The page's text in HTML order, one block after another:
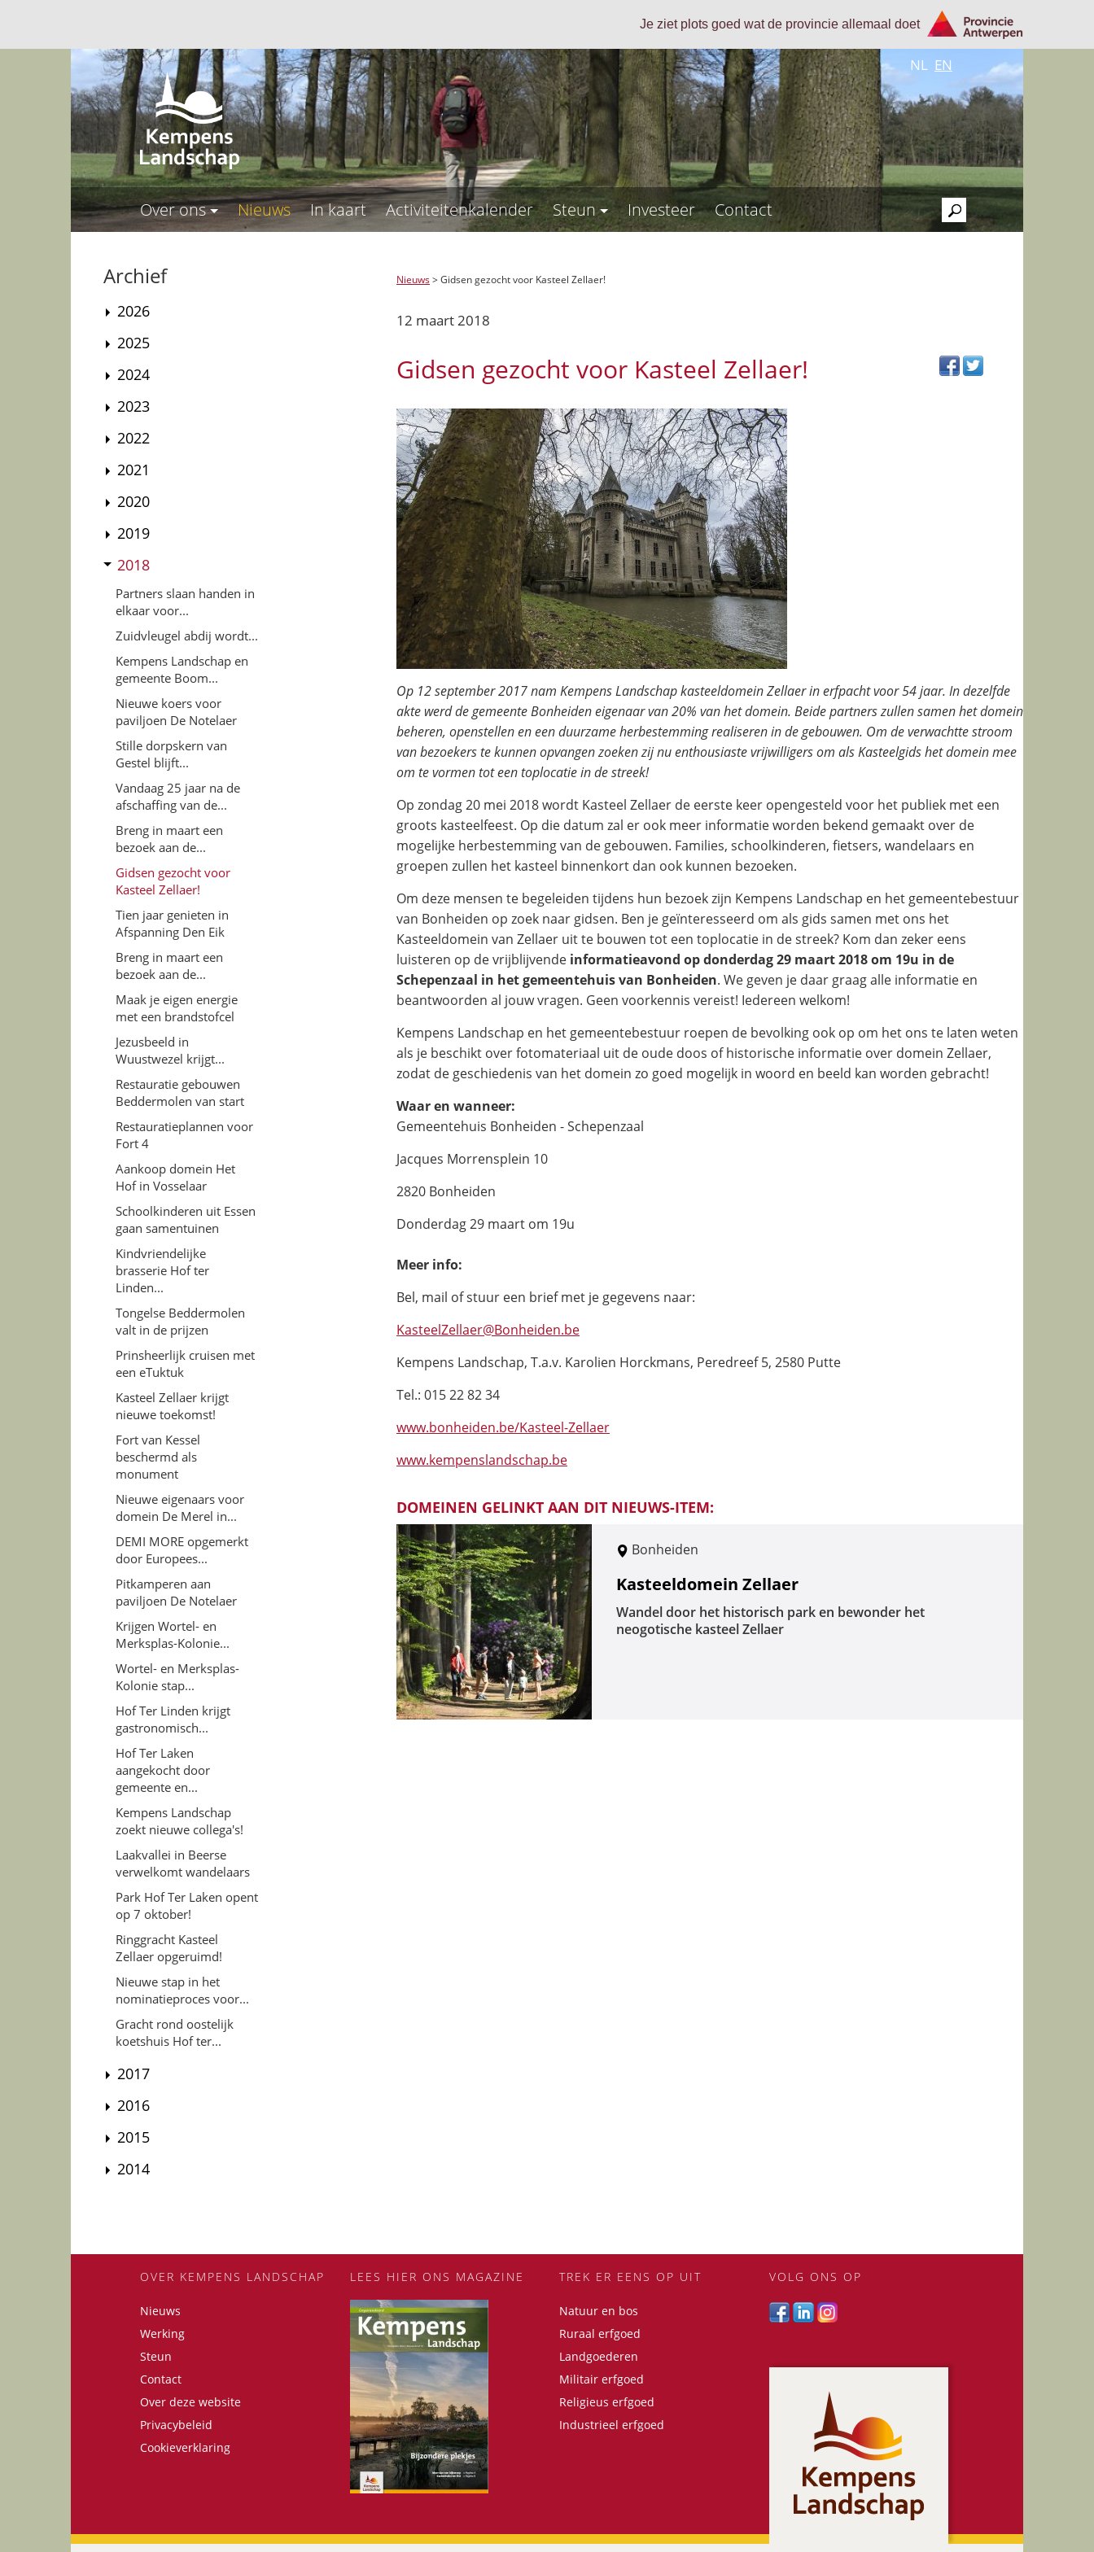
Je ziet plots goed wat de provincie allemaal doet
NL EN
Over ons Nieuws In kaart Activiteitenkalender Steun Investeer Contact
>
Nieuws>Gidsen gezocht voor Kasteel Zellaer!
12 maart 2018
Gidsen gezocht voor Kasteel Zellaer!
Op 12 september 2017 nam Kempens Landschap kasteeldomein Zellaer in erfpacht voor 54 jaar. In dezelfde
akte werd de gemeente Bonheiden eigenaar van 20% van het domein. Beide partners zullen samen het domein
beheren, openstellen en een duurzame herbestemming realiseren in de gebouwen. Om de verwachtte stroom
van bezoekers te kunnen opvangen zoeken zij nu enthousiaste vrijwilligers om als Kasteelgids het domein mee
om te vormen tot een toplocatie in de streek!
Op zondag 20 mei 2018 wordt Kasteel Zellaer de eerste keer opengesteld voor het publiek met een
groots kasteelfeest. Op die datum zal er ook meer informatie worden bekend gemaakt over de
mogelijke herbestemming van de gebouwen. Families, schoolkinderen, fietsers, wandelaars en
groepen zullen het kasteel binnenkort dan ook kunnen bezoeken.
Om deze mensen te begeleiden tijdens hun bezoek zijn Kempens Landschap en het gemeentebestuur
van Bonheiden op zoek naar gidsen. Ben je geïnteresseerd om als gids samen met ons het
Kasteeldomein van Zellaer uit te bouwen tot een toplocatie in de streek? Kom dan zeker eens
luisteren op de vrijblijvende informatieavond op donderdag 29 maart 2018 om 19u in de
Schepenzaal in het gemeentehuis van Bonheiden. We geven je daar graag alle informatie en
beantwoorden al jouw vragen. Geen voorkennis vereist! Iedereen welkom!
Kempens Landschap en het gemeentebestuur roepen de bevolking ook op om het ons te laten weten
als je beschikt over fotomateriaal uit de oude doos of historische informatie over domein Zellaer,
zodat de geschiedenis van het domein zo goed mogelijk in woord en beeld kan worden gebracht!
Waar en wanneer:
Gemeentehuis Bonheiden - Schepenzaal
Jacques Morrensplein 10
2820 Bonheiden
Donderdag 29 maart om 19u
Meer info:
Bel, mail of stuur een brief met je gegevens naar:
KasteelZellaer@Bonheiden.be
Kempens Landschap, T.a.v. Karolien Horckmans, Peredreef 5, 2580 Putte
Tel.: 015 22 82 34
www.bonheiden.be/Kasteel-Zellaer
www.kempenslandschap.be
DOMEINEN GELINKT AAN DIT NIEUWS-ITEM:
Bonheiden
Kasteeldomein Zellaer
Wandel door het historisch park en bewonder het
neogotische kasteel Zellaer
Archief
2026
2025
2024
2023
2022
2021
2020
2019
2018
Partners slaan handen in
elkaar voor...
Zuidvleugel abdij wordt...
Kempens Landschap en
gemeente Boom...
Nieuwe koers voor
paviljoen De Notelaer
Stille dorpskern van
Gestel blijft...
Vandaag 25 jaar na de
afschaffing van de...
Breng in maart een
bezoek aan de...
Gidsen gezocht voor
Kasteel Zellaer!
Tien jaar genieten in
Afspanning Den Eik
Breng in maart een
bezoek aan de...
Maak je eigen energie
met een brandstofcel
Jezusbeeld in
Wuustwezel krijgt...
Restauratie gebouwen
Beddermolen van start
Restauratieplannen voor
Fort 4
Aankoop domein Het
Hof in Vosselaar
Schoolkinderen uit Essen
gaan samentuinen
Kindvriendelijke
brasserie Hof ter
Linden...
Tongelse Beddermolen
valt in de prijzen
Prinsheerlijk cruisen met
een eTuktuk
Kasteel Zellaer krijgt
nieuwe toekomst!
Fort van Kessel
beschermd als
monument
Nieuwe eigenaars voor
domein De Merel in...
DEMI MORE opgemerkt
door Europees...
Pitkamperen aan
paviljoen De Notelaer
Krijgen Wortel- en
Merksplas-Kolonie...
Wortel- en Merksplas-
Kolonie stap...
Hof Ter Linden krijgt
gastronomisch...
Hof Ter Laken
aangekocht door
gemeente en...
Kempens Landschap
zoekt nieuwe collega's!
Laakvallei in Beerse
verwelkomt wandelaars
Park Hof Ter Laken opent
op 7 oktober!
Ringgracht Kasteel
Zellaer opgeruimd!
Nieuwe stap in het
nominatieproces voor...
Gracht rond oostelijk
koetshuis Hof ter...
2017
2016
2015
2014
OVER KEMPENS LANDSCHAP
Nieuws
Werking
Steun
Contact
Over deze website
Privacybeleid
Cookieverklaring
LEES HIER ONS MAGAZINE TREK ER EENS OP UIT
Natuur en bos
Ruraal erfgoed
Landgoederen
Militair erfgoed
Religieus erfgoed
Industrieel erfgoed
VOLG ONS OP